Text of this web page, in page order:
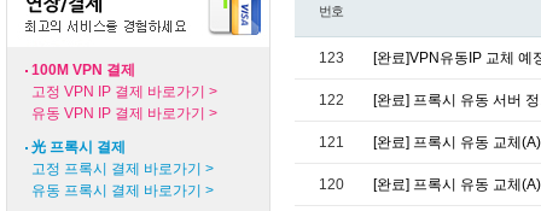
100M VPN 결제
고정 VPN IP 결제 바로가기 >
유동 VPN IP 결제 바로가기 >
光 프록시 결제
고정 프록시 결제 바로가기 >
유동 프록시 결제 바로가기 >
번호
123 [완료]VPN유동IP 교체
122 [완료] 프록시 유동 서버
121 [완료] 프록시 유동 교체
120 [완료] 프록시 유동 교체